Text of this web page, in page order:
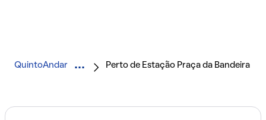
QuintoAndar Perto de Estação Praça da Bandeira